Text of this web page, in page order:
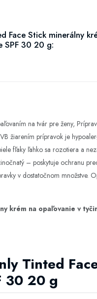
Face Stick minerálny
SPF 30 20 g:
na tvár pre ženy,
žiarením prípravok je
fľaky ľahko sa rozotiera a
– poskytuje ochranu
v dostatočnom
krém na opaľovanie v
Tinted
30 20 g